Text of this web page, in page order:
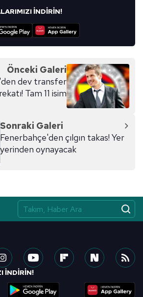
İNDİRİN!
Önceki Galeri
dev transfer
Tam 11 isim
Sonraki Galeri
Fenerbahçe'den çılgın takas! Yer
yerinden oynayacak
İNDİRİN!